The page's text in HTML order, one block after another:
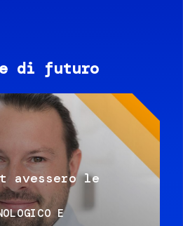
di futuro
avessero le
E